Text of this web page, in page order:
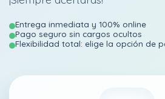
Entrega inmediata y 100% online
Pago seguro sin cargos ocultos
Flexibilidad total: elige la opción de